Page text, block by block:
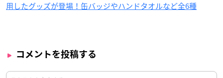
用したグッズが登場！缶バッジやハンドタオルなど全6種
コメントを投稿する